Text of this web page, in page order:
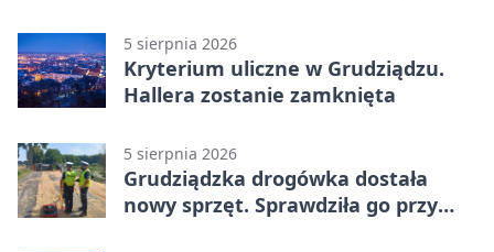
5 sierpnia 2026
Kryterium uliczne w Grudziądzu.
Hallera zostanie zamknięta
5 sierpnia 2026
Grudziądzka drogówka dostała
nowy sprzęt. Sprawdziła go przy